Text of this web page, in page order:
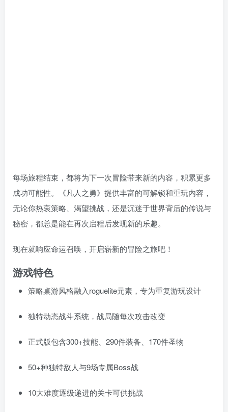
每场旅程结束，都将为下一次冒险带来新的内容，积累更多
成功可能性。《凡人之勇》提供丰富的可解锁和重玩内容，
无论你热衷策略、渴望挑战，还是沉迷于世界背后的传说与
秘密，都总是能在再次启程后发现新的乐趣。
现在就响应命运召唤，开启崭新的冒险之旅吧！
游戏特色
策略桌游风格融入roguelite元素，专为重复游玩设计
独特动态战斗系统，战局随每次攻击改变
正式版包含300+技能、290件装备、170件圣物
50+种独特敌人与9场专属Boss战
10大难度逐级递进的关卡可供挑战